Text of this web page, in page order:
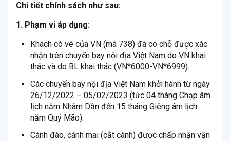
Chi tiết chính sách như sau:
1. Phạm vi áp dụng:
Khách có vé của VN (mã 738) đã có chỗ được xác
nhận trên chuyến bay nội địa Việt Nam do VN khai
thác và do BL khai thác (VN*6000-VN*6999).
Các chuyến bay nội địa Việt Nam khởi hành từ ngày
26/12/2022 – 05/02/2023 (tức 04 tháng Chạp âm
lịch năm Nhâm Dần đến 15 tháng Giêng âm lịch
năm Quý Mão).
Cành đào, cành mai (cắt cành) được chấp nhận vận